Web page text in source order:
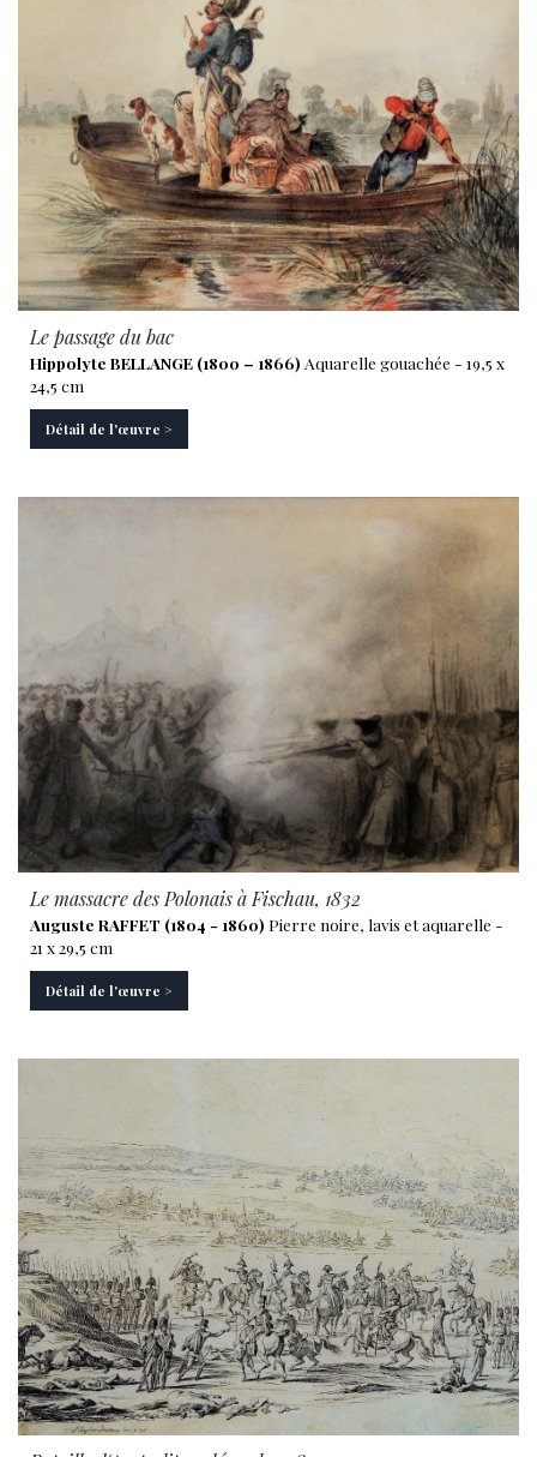
Le passage du bac
Hippolyte BELLANGE (1800 – 1866) Aquarelle gouachée - 19,5 x
24,5 cm
Détail de l'œuvre >
Le massacre des Polonais à Fischau, 1832
Auguste RAFFET (1804 - 1860) Pierre noire, lavis et aquarelle -
21 x 29,5 cm
Détail de l'œuvre >